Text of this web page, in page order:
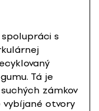
s
Tá je
zámkov
vybíjané otvory